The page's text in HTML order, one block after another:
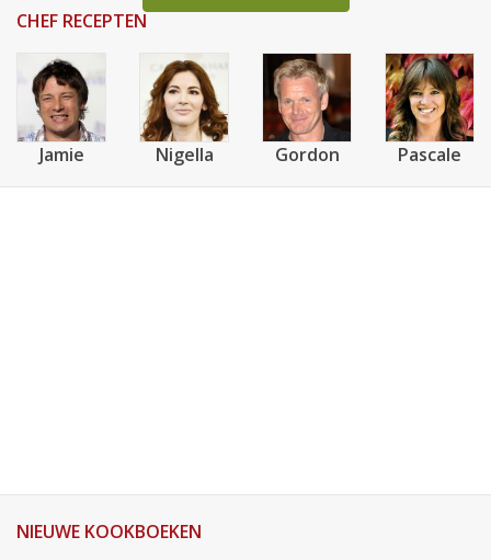
CHEF RECEPTEN
Jamie Nigella Gordon Pascale
NIEUWE KOOKBOEKEN